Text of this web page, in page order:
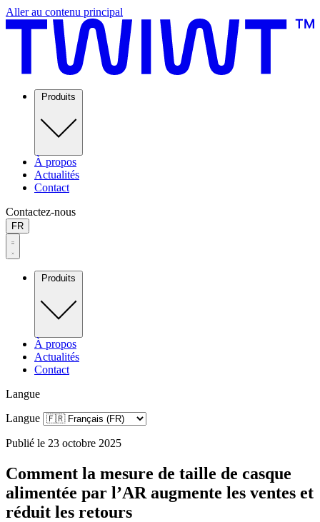
Aller au contenu principal
Produits
À propos
Actualités
Contact
Contactez-nous
FR
Produits
À propos
Actualités
Contact
Langue
Langue
Publié le 23 octobre 2025
Comment la mesure de taille de casque
alimentée par l’AR augmente les ventes et
réduit les retours